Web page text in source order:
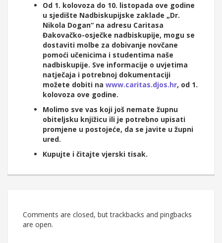
Od 1. kolovoza do 10. listopada ove godine
u sjedište Nadbiskupijske zaklade „Dr.
Nikola Dogan“ na adresu Caritasa
Đakovačko-osječke nadbiskupije, mogu se
dostaviti molbe za dobivanje novčane
pomoći učenicima i studentima naše
nadbiskupije. Sve informacije o uvjetima
natječaja i potrebnoj dokumentaciji
možete dobiti na www.caritas.djos.hr, od 1.
kolovoza ove godine.
Molimo sve vas koji još nemate župnu
obiteljsku knjižicu ili je potrebno upisati
promjene u postojeće, da se javite u župni
ured.
Kupujte i čitajte vjerski tisak.
Comments are closed, but trackbacks and pingbacks
are open.